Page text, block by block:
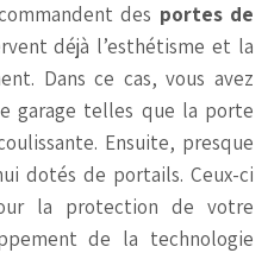
des portes de
déjà l’esthétisme et la
Dans ce cas, vous avez
garage telles que la porte
Ensuite, presque
dotés de portails. Ceux-ci
la protection de votre
de la technologie